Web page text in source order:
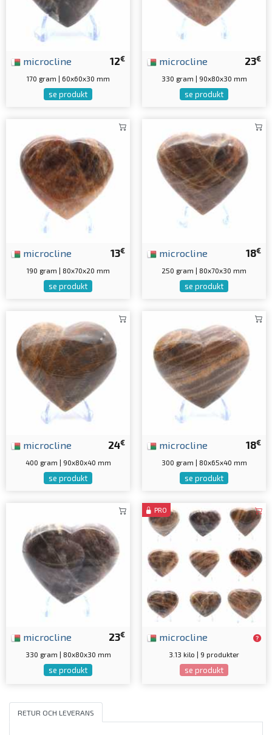
12€
microcline
170 gram | 60x60x30 mm
se produkt
23€
microcline
330 gram | 90x80x30 mm
se produkt
13€
microcline
190 gram | 80x70x20 mm
se produkt
18€
microcline
250 gram | 80x70x30 mm
se produkt
24€
microcline
400 gram | 90x80x40 mm
se produkt
18€
microcline
300 gram | 80x65x40 mm
se produkt
23€
microcline
330 gram | 80x80x30 mm
se produkt
PRO
microcline
3.13 kilo | 9 produkter
se produkt
RETUR OCH LEVERANS